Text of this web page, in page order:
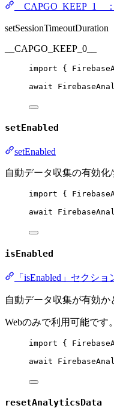
__CAPGO_KEEP_1__
setSessionTimeoutDuration
__CAPGO_KEEP_0__
import {
await
setEnabled
setEnabled
自動データ収集の有効化
import {
await
isEnabled
「isEnabled」セクショ
自動データ収集が有効か
Webのみで利用可能です。
import {
await
resetAnalyticsData